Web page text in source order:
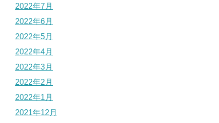
2022年7月
2022年6月
2022年5月
2022年4月
2022年3月
2022年2月
2022年1月
2021年12月